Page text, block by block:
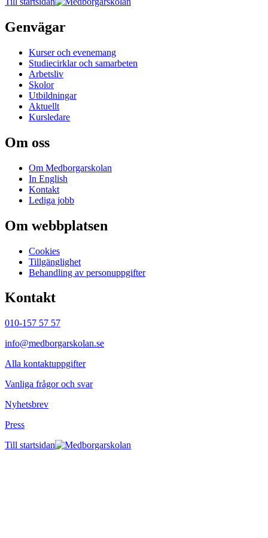
Genvägar
Kurser och evenemang
Studiecirklar och samarbeten
Arbetsliv
Skolor
Utbildningar
Aktuellt
Kursledare
Om oss
Om Medborgarskolan
In English
Kontakt
Lediga jobb
Om webbplatsen
Cookies
Tillgänglighet
Behandling av personuppgifter
Kontakt
010-157 57 57
info@medborgarskolan.se
Alla kontaktuppgifter
Vanliga frågor och svar
Nyhetsbrev
Press
Till startsidan